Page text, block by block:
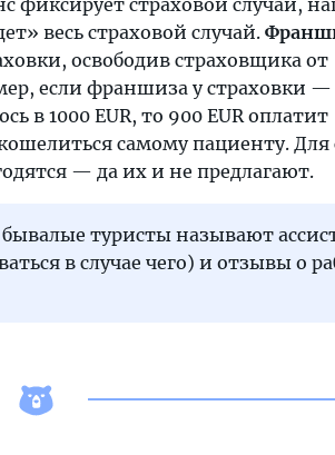
фиксирует страховой случай,
весь страховой случай.
освободив страховщика от
если франшиза у страховки —
в 1000 EUR, то 900 EUR оплатит
самому пациенту. Для
— да их и не предлагают.
туристы называют
в случае чего) и отзывы о